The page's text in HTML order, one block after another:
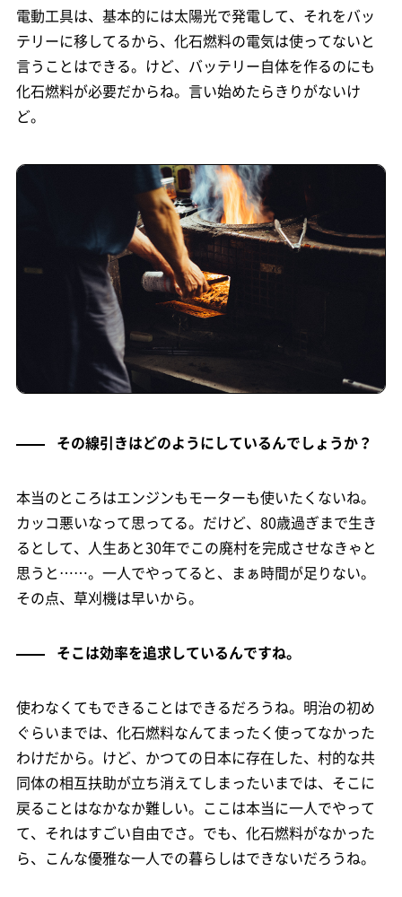
電動工具は、基本的には太陽光で発電して、それをバッ
テリーに移してるから、化石燃料の電気は使ってないと
言うことはできる。けど、バッテリー自体を作るのにも
化石燃料が必要だからね。言い始めたらきりがないけ
ど。
その線引きはどのようにしているんでしょうか？
本当のところはエンジンもモーターも使いたくないね。
カッコ悪いなって思ってる。だけど、80歳過ぎまで生き
るとして、人生あと30年でこの廃村を完成させなきゃと
思うと……。一人でやってると、まぁ時間が足りない。
その点、草刈機は早いから。
そこは効率を追求しているんですね。
使わなくてもできることはできるだろうね。明治の初め
ぐらいまでは、化石燃料なんてまったく使ってなかった
わけだから。けど、かつての日本に存在した、村的な共
同体の相互扶助が立ち消えてしまったいまでは、そこに
戻ることはなかなか難しい。ここは本当に一人でやって
て、それはすごい自由でさ。でも、化石燃料がなかった
ら、こんな優雅な一人での暮らしはできないだろうね。